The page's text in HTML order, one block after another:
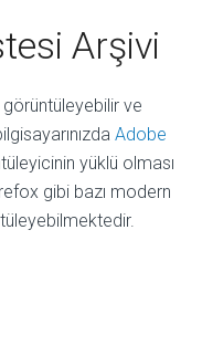
Arşivi
ve
Adobe
yüklü olması
gibi bazı modern